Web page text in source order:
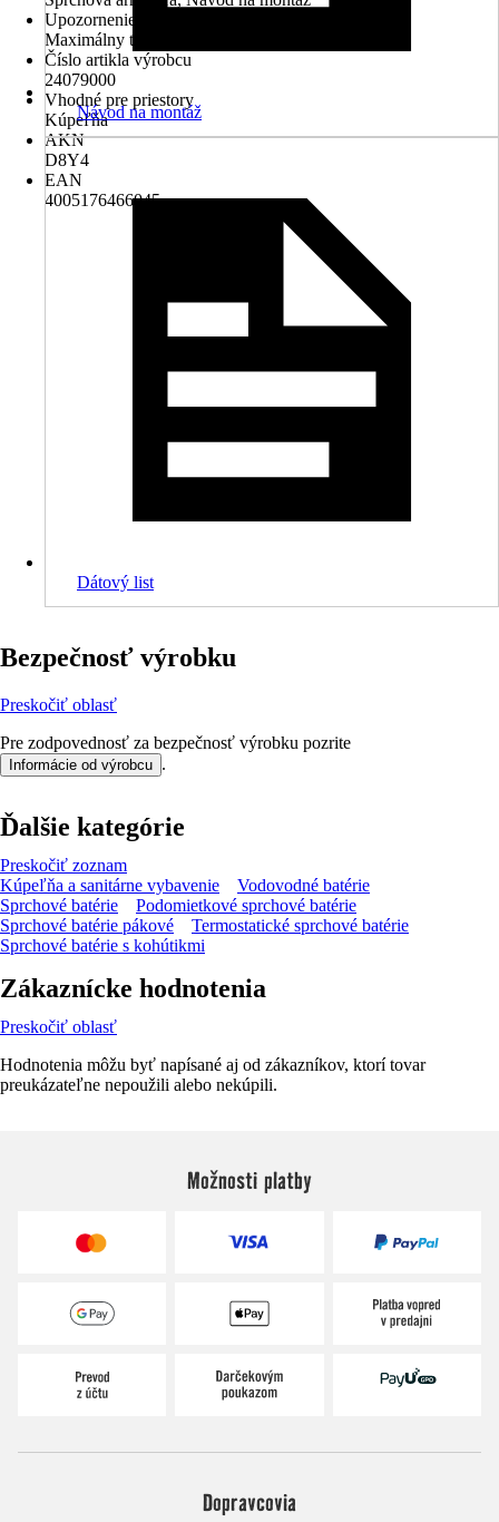
Upozornenie
Maximálny tlak 10 barov
Číslo artikla výrobcu
24079000
Vhodné pre priestory
Kúpeľňa
AKN
D8Y4
EAN
4005176466045
Návod na montáž
Dátový list
Bezpečnosť výrobku
Preskočiť oblasť
Pre zodpovednosť za bezpečnosť výrobku pozrite
Informácie od výrobcu .
Ďalšie kategórie
Preskočiť zoznam
Kúpeľňa a sanitárne vybavenie
Vodovodné batérie
Sprchové batérie
Podomietkové sprchové batérie
Sprchové batérie pákové
Termostatické sprchové batérie
Sprchové batérie s kohútikmi
Zákaznícke hodnotenia
Preskočiť oblasť
Hodnotenia môžu byť napísané aj od zákazníkov, ktorí tovar
preukázateľne nepoužili alebo nekúpili.
Možnosti platby
Dopravcovia